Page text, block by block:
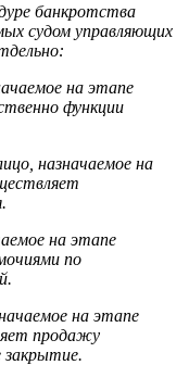
банкротства
судом управляющих
на этапе
функции
назначаемое на
на этапе
по
на этапе
продажу
закрытие.